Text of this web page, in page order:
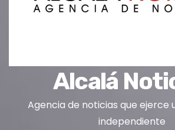
Alcalá
Agencia de noticias que ejerce
independiente